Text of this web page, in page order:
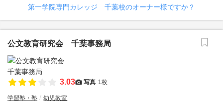
第一学院専門カレッジ 千葉校のオーナー様ですか？
公文教育研究会 千葉事務局
3.03 写真 1枚
学習塾・塾 幼児教室